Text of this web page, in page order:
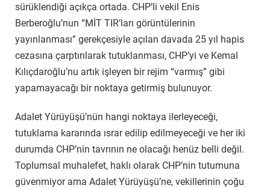
sürüklendiği açıkça ortada. CHP’li vekil Enis
Berberoğlu’nun “MİT TIR’ları görüntülerinin
yayınlanması” gerekçesiyle açılan davada 25 yıl hapis
cezasına çarptırılarak tutuklanması, CHP’yi ve Kemal
Kılıçdaroğlu’nu artık işleyen bir rejim “varmış” gibi
yapamayacağı bir noktaya getirmiş bulunuyor.
Adalet Yürüyüşü’nün hangi noktaya ilerleyeceği,
tutuklama kararında ısrar edilip edilmeyeceği ve her iki
durumda CHP’nin tavrının ne olacağı henüz belli değil.
Toplumsal muhalefet, haklı olarak CHP’nin tutumuna
güvenmiyor ama Adalet Yürüyüşü’ne, vekillerinin çoğu